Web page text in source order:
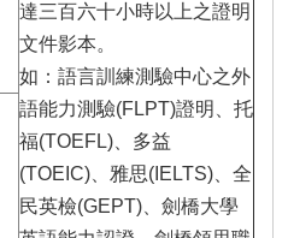
達三百六十小時以上之證明
文件影本。
如：語言訓練測驗中心之外
語能力測驗(FLPT)證明、托
福(TOEFL)、多益
(TOEIC)、雅思(IELTS)、全
民英檢(GEPT)、劍橋大學